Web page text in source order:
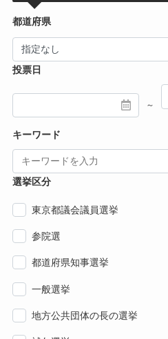
都道府県
投票日
～
キーワード
選挙区分
東京都議会議員選挙
参院選
都道府県知事選挙
一般選挙
地方公共団体の長の選挙